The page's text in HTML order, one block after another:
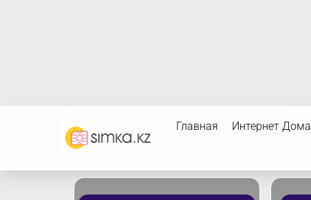
Главная Интернет Дома